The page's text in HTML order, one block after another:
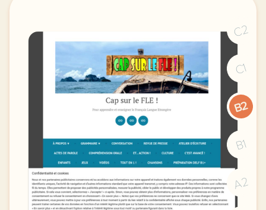
C2
C1
B2
B1
A2